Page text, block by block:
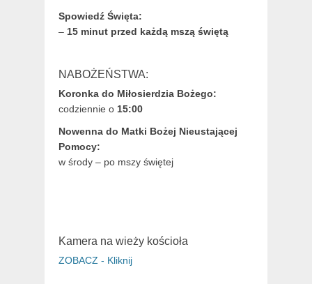
Spowiedź Święta:
– 15 minut przed każdą mszą świętą
NABOŻEŃSTWA:
Koronka do Miłosierdzia Bożego:
codziennie o 15:00
Nowenna do Matki Bożej Nieustającej
Pomocy:
w środy – po mszy świętej
Kamera na wieży kościoła
ZOBACZ - Kliknij